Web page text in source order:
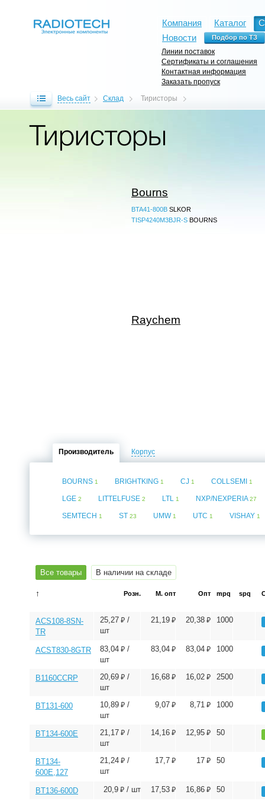
Компания Каталог
Новости
Линии поставок
Сертификаты и соглашения
Контактная информация
Заказать пропуск
Весь сайт Склад Тиристоры
Тиристоры
Bourns
BTA41-800B SLKOR
TISP4240M3BJR-S BOURNS
Raychem
Производитель Корпус
BOURNS 1 BRIGHTKING 1 CJ 1 COLLSEMI 1
LGE 2 LITTELFUSE 2 LTL 1 NXP/NEXPERIA27
SEMTECH 1 ST 23 UMW 1 UTC 1 VISHAY 1
Все товары В наличии на складе
↑ Розн. М. опт Опт mpq spq
ACS108-8SN-
TR
25,27 ⃏ /
шт
21,19 ⃏ 20,38 ⃏ 1000
ACST830-8GTR 83,04 ⃏ /
шт
83,04 ⃏ 83,04 ⃏ 1000
B1160CCRP 20,69 ⃏ /
шт
16,68 ⃏ 16,02 ⃏ 2500
BT131-600 10,89 ⃏ /
шт
9,07 ⃏ 8,71 ⃏ 1000
BT134-600E 21,17 ⃏ /
шт
14,16 ⃏ 12,95 ⃏ 50
BT134-
600E,127
21,24 ⃏ /
шт
17,7 ⃏ 17 ⃏ 50
BT136-600D 20,9 ⃏ / шт 17,53 ⃏ 16,86 ⃏ 50